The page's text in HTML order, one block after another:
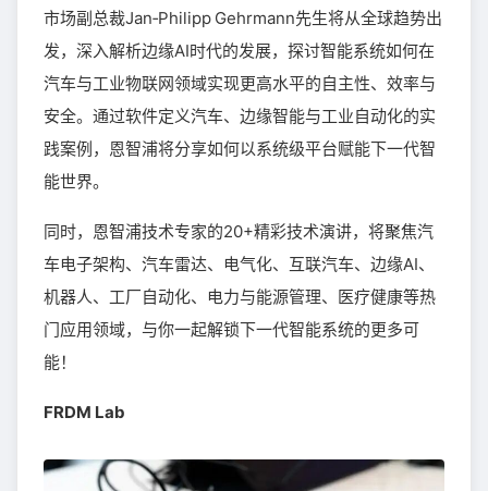
市场副总裁Jan‑Philipp Gehrmann先生将从全球趋势出
发，深入解析边缘AI时代的发展，探讨智能系统如何在
汽车与工业物联网领域实现更高水平的自主性、效率与
安全。通过软件定义汽车、边缘智能与工业自动化的实
践案例，恩智浦将分享如何以系统级平台赋能下一代智
能世界。
同时，恩智浦技术专家的20+精彩技术演讲，将聚焦汽
车电子架构、汽车雷达、电气化、互联汽车、边缘AI、
机器人、工厂自动化、电力与能源管理、医疗健康等热
门应用领域，与你一起解锁下一代智能系统的更多可
能！
FRDM Lab